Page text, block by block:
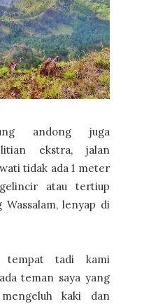
andong juga
ekstra, jalan
tidak ada 1 meter
atau tertiup
Wassalam, lenyap di
tempat tadi kami
teman saya yang
kaki dan